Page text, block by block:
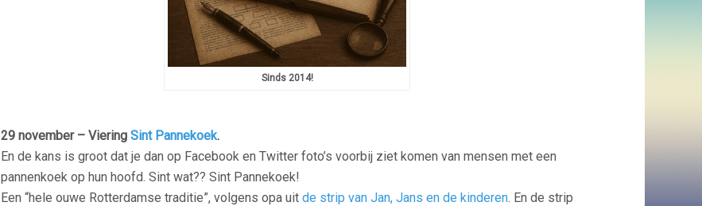
Sinds 2014!
29 november – Viering Sint Pannekoek.
En de kans is groot dat je dan op Facebook en Twitter foto’s voorbij ziet komen van mensen met een
pannenkoek op hun hoofd. Sint wat?? Sint Pannekoek!
Een “hele ouwe Rotterdamse traditie”, volgens opa uit de strip van Jan, Jans en de kinderen. En de strip